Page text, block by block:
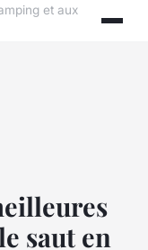
et aux
saut en